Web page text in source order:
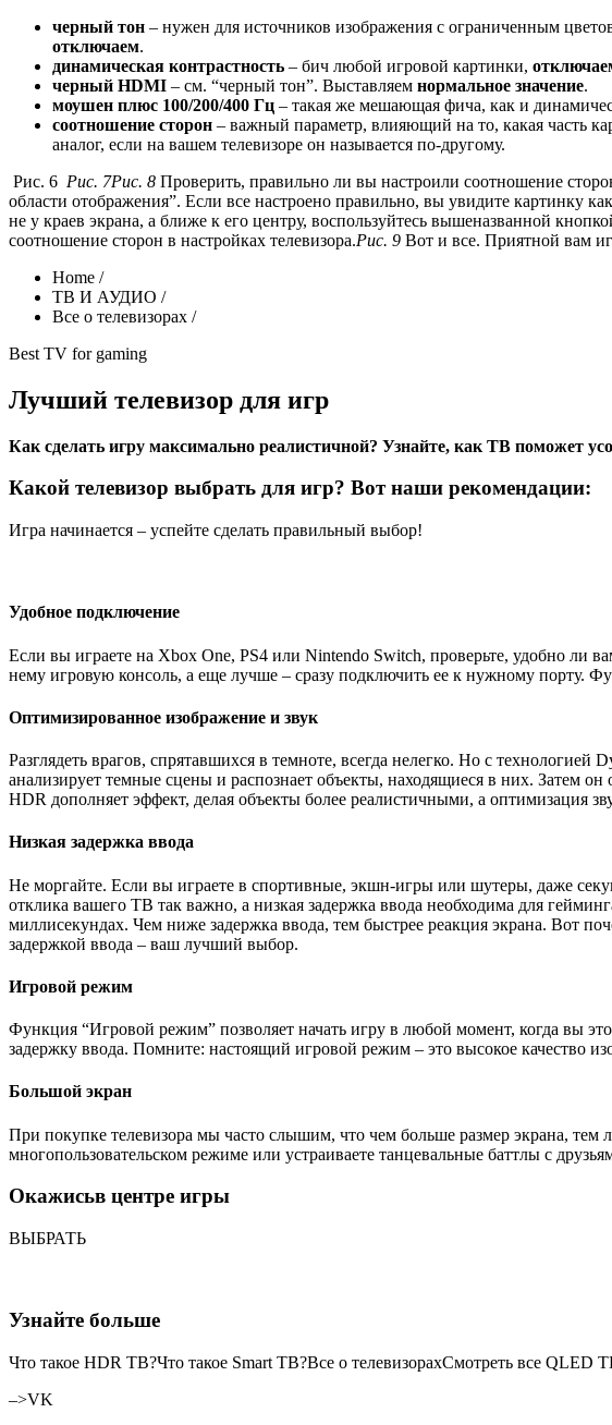
черный тон – нужен для источников изображения с ограниченным
отключаем.
динамическая контрастность – бич любой игровой картинки,
черный HDMI – см. “черный тон”. Выставляем нормальное значение.
моушен плюс 100/200/400 Гц – такая же мешающая фича, как и
соотношение сторон – важный параметр, влияющий на то, какая часть
аналог, если на вашем телевизоре он называется по-другому.
Рис. 6 Рис. 7Рис. 8 Проверить, правильно ли вы настроили соотношение
области отображения”. Если все настроено правильно, вы увидите картинку
не у краев экрана, а ближе к его центру, воспользуйтесь вышеназванной
соотношение сторон в настройках телевизора.Рис. 9 Вот и все. Приятной вам
Home /
ТВ И АУДИО /
Все о телевизорах /
Best TV for gaming
Лучший телевизор для игр
Как сделать игру максимально реалистичной? Узнайте, как ТВ поможет
Какой телевизор выбрать для игр? Вот наши рекомендации:
Игра начинается – успейте сделать правильный выбор!
Удобное подключение
Если вы играете на Xbox One, PS4 или Nintendo Switch, проверьте, удобно ли
нему игровую консоль, а еще лучше – сразу подключить ее к нужному порту.
Оптимизированное изображение и звук
Разглядеть врагов, спрятавшихся в темноте, всегда нелегко. Но с
анализирует темные сцены и распознает объекты, находящиеся в них. Затем
HDR дополняет эффект, делая объекты более реалистичными, а оптимизация
Низкая задержка ввода
Не моргайте. Если вы играете в спортивные, экшн-игры или шутеры, даже
отклика вашего ТВ так важно, а низкая задержка ввода необходима для
миллисекундах. Чем ниже задержка ввода, тем быстрее реакция экрана. Вот
задержкой ввода – ваш лучший выбор.
Игровой режим
Функция “Игровой режим” позволяет начать игру в любой момент, когда вы
задержку ввода. Помните: настоящий игровой режим – это высокое качество
Большой экран
При покупке телевизора мы часто слышим, что чем больше размер экрана,
многопользовательском режиме или устраиваете танцевальные баттлы с
Окажисьв центре игры
ВЫБРАТЬ
Узнайте больше
Что такое HDR ТВ?Что такое Smart ТВ?Все о телевизорахСмотреть все QLED
–>VK